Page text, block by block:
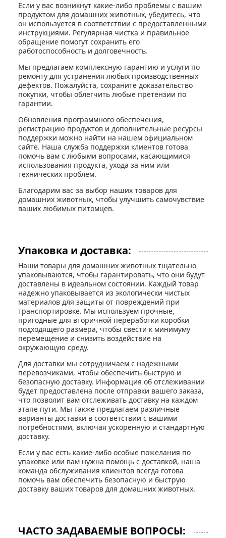
Если у вас возникнут какие-либо проблемы с вашим
продуктом для домашних животных, убедитесь, что
он используется в соответствии с предоставленными
инструкциями. Регулярная чистка и правильное
обращение помогут сохранить его
работоспособность и долговечность.
Мы предлагаем комплексную гарантию и услуги по
ремонту для устранения любых производственных
дефектов. Пожалуйста, сохраните доказательство
покупки, чтобы облегчить любые претензии по
гарантии.
Обновления программного обеспечения,
регистрацию продуктов и дополнительные ресурсы
поддержки можно найти на нашем официальном
сайте. Наша служба поддержки клиентов готова
помочь вам с любыми вопросами, касающимися
использования продукта, ухода за ним или
технических проблем.
Благодарим вас за выбор наших товаров для
домашних животных, чтобы улучшить самочувствие
ваших любимых питомцев.
Упаковка и доставка:
Наши товары для домашних животных тщательно
упаковываются, чтобы гарантировать, что они будут
доставлены в идеальном состоянии. Каждый товар
надежно упаковывается из экологически чистых
материалов для защиты от повреждений при
транспортировке. Мы используем прочные,
пригодные для вторичной переработки коробки
подходящего размера, чтобы свести к минимуму
перемещение и снизить воздействие на
окружающую среду.
Для доставки мы сотрудничаем с надежными
перевозчиками, чтобы обеспечить быструю и
безопасную доставку. Информация об отслеживании
будет предоставлена ​​после отправки вашего заказа,
что позволит вам отслеживать доставку на каждом
этапе пути. Мы также предлагаем различные
варианты доставки в соответствии с вашими
потребностями, включая ускоренную и стандартную
доставку.
Если у вас есть какие-либо особые пожелания по
упаковке или вам нужна помощь с доставкой, наша
команда обслуживания клиентов всегда готова
помочь вам обеспечить безопасную и быструю
доставку ваших товаров для домашних животных.
ЧАСТО ЗАДАВАЕМЫЕ ВОПРОСЫ: